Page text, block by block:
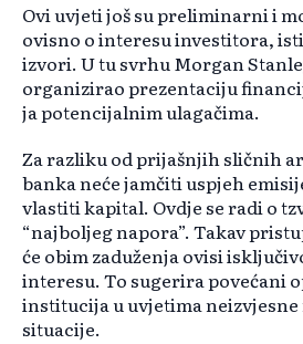
Ovi uvjeti još su preliminarni i
ovisno o interesu investitora,
izvori. U tu svrhu Morgan
organizirao prezentaciju
ja potencijalnim ulagačima.
Za razliku od prijašnjih sličnih
banka neće jamčiti uspjeh
vlastiti kapital. Ovdje se radi o
“najboljeg napora”. Takav
će obim zaduženja ovisi
interesu. To sugerira povećani
institucija u uvjetima
situacije.